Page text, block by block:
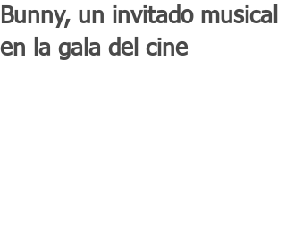
Bunny, un invitado musical
en la gala del cine